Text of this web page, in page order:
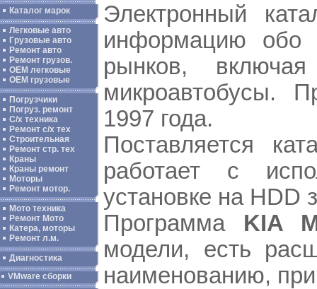
Каталог марок
Легковые авто
Грузовые авто
Ремонт авто
Ремонт грузов.
ОЕМ легковые
OEM грузовые
Погрузчики
Погруз. ремонт
С/х техника
Ремонт с/х тех
Строительная
Ремонт стр. тех
Краны
Краны ремонт
Моторы
Ремонт мотор.
Мото техника
Ремонт Мото
Катера, моторы
Ремонт л.м.
Диагностика
VMware сборки
Электронный
информацию обо
рынков,
микроавтобусы.
1997 года.
Поставляется
работает с
установке на HDD
Программа KIA
модели, есть
наименованию,